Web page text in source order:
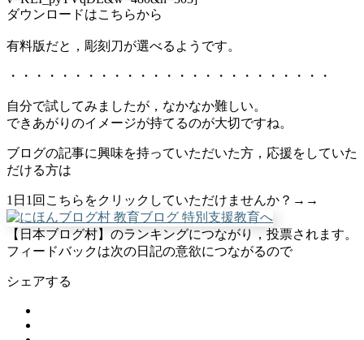
ダウンロードはこちらから
有料版だと，彫刻刀が選べるようです。
・・・・・・・・・・・・・・・・・・・・・・・・・
自分で試してみましたが，なかなか難しい。
できあがりのイメージが持てるのが大切ですね。
ブログの記事に興味を持っていただいた方，応援をしていた
だける方は
1日1回こちらをクリックしていただけませんか？→→
【日本ブログ村】のランキングにつながり，投票されます。
フィードバックは次の日記の意欲につながるので
シェアする